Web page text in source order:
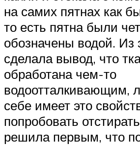
на самих пятнах как
то есть пятна были
обозначены водой. Из
сделала вывод, что
обработана чем-то
водоотталкивающим,
себе имеет это
попробовать
решила первым, что